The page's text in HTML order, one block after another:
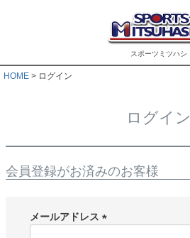
スポーツミツハシ
HOME ログイン
ログイン
会員登録がお済みのお客様
メールアドレス